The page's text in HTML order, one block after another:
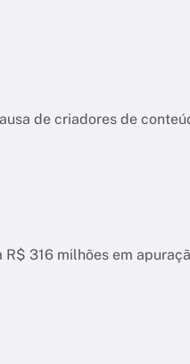
de criadores de
316 milhões em